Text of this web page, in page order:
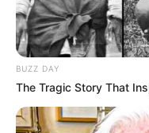
BUZZ DAY
The Tragic Story That